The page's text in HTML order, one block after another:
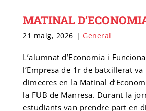
MATINAL
21 maig, 2026 | General
L’alumnat d’Economia i
l’Empresa de 1r de batxillerat
dimecres en la Matinal
la FUB de Manresa. Durant la
estudiants van prendre part en